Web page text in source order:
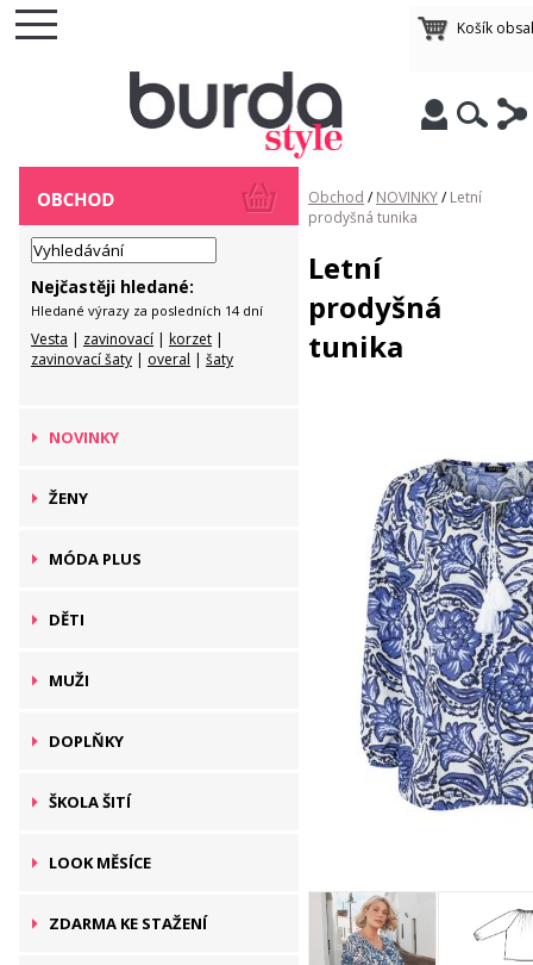
Košík
Nejčastěji hledané:
Hledané výrazy za posledních 14 dní
Vesta | zavinovací | korzet |
zavinovací šaty | overal | šaty
NOVINKY
ŽENY
MÓDA PLUS
DĚTI
MUŽI
DOPLŇKY
ŠKOLA ŠITÍ
LOOK MĚSÍCE
ZDARMA KE STAŽENÍ
Obchod / NOVINKY/ Letní
prodyšná tunika
Letní
prodyšná
tunika